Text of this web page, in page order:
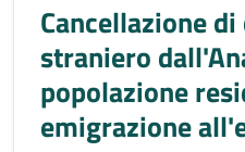
Cancellazione
straniero
popolazione
emigrazione